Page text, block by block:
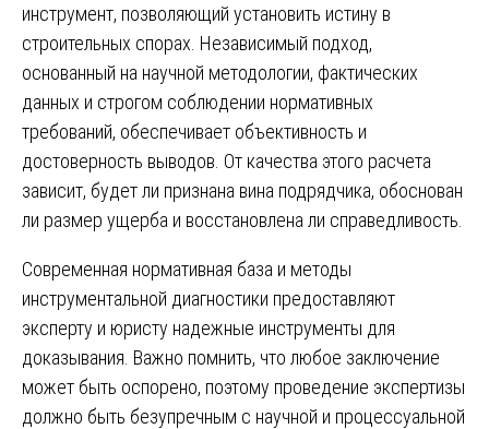
инструмент, позволяющий установить истину в
строительных спорах. Независимый подход,
основанный на научной методологии, фактических
данных и строгом соблюдении нормативных
требований, обеспечивает объективность и
достоверность выводов. От качества этого расчета
зависит, будет ли признана вина подрядчика, обоснован
ли размер ущерба и восстановлена ли справедливость.
Современная нормативная база и методы
инструментальной диагностики предоставляют
эксперту и юристу надежные инструменты для
доказывания. Важно помнить, что любое заключение
может быть оспорено, поэтому проведение экспертизы
должно быть безупречным с научной и процессуальной